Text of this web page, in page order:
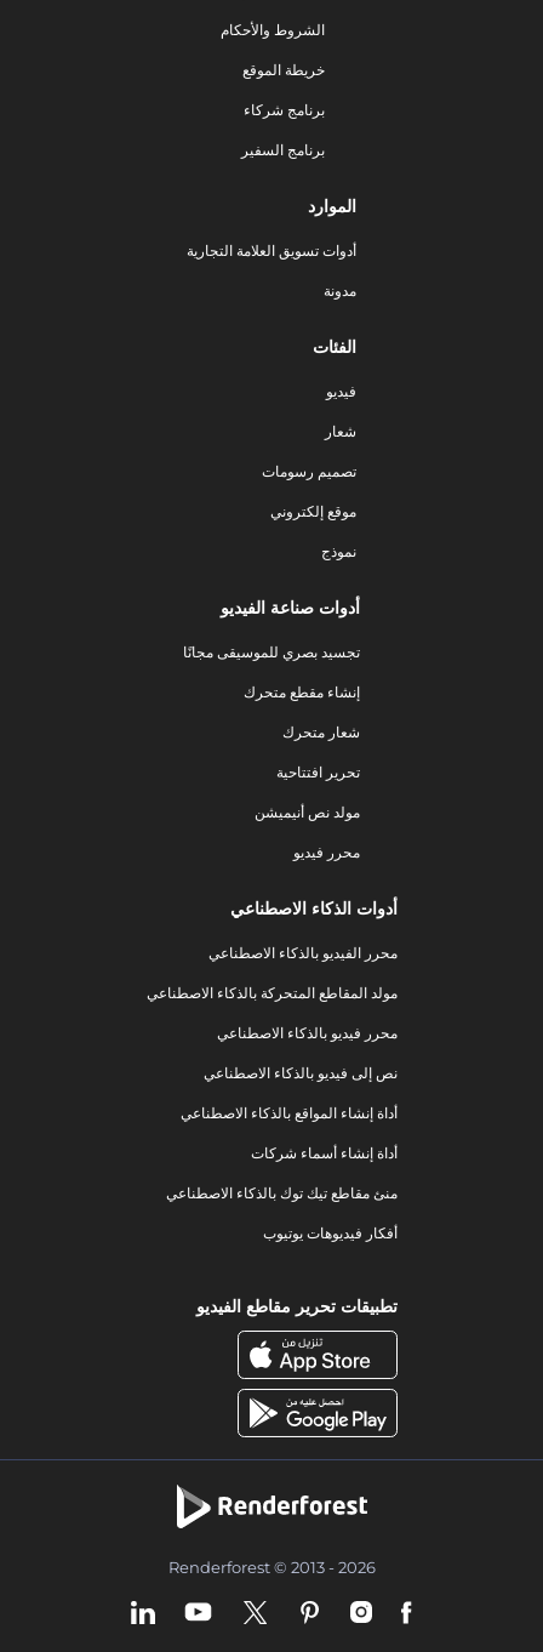
الشروط والأحكام
خريطة الموقع
برنامج شركاء
برنامج السفير
الموارد
أدوات تسويق العلامة التجارية
مدونة
الفئات
فيديو
شعار
تصميم رسومات
موقع إلكتروني
نموذج
أدوات صناعة الفيديو
تجسيد بصري للموسيقى مجانًا
إنشاء مقطع متحرك
شعار متحرك
تحرير افتتاحية
مولد نص أنيميشن
محرر فيديو
أدوات الذكاء الاصطناعي
محرر الفيديو بالذكاء الاصطناعي
مولد المقاطع المتحركة بالذكاء الاصطناعي
محرر فيديو بالذكاء الاصطناعي
نص إلى فيديو بالذكاء الاصطناعي
أداة إنشاء المواقع بالذكاء الاصطناعي
أداة إنشاء أسماء شركات
منئ مقاطع تيك توك بالذكاء الاصطناعي
أفكار فيديوهات يوتيوب
تطبيقات تحرير مقاطع الفيديو
Renderforest © 2013 - 2026